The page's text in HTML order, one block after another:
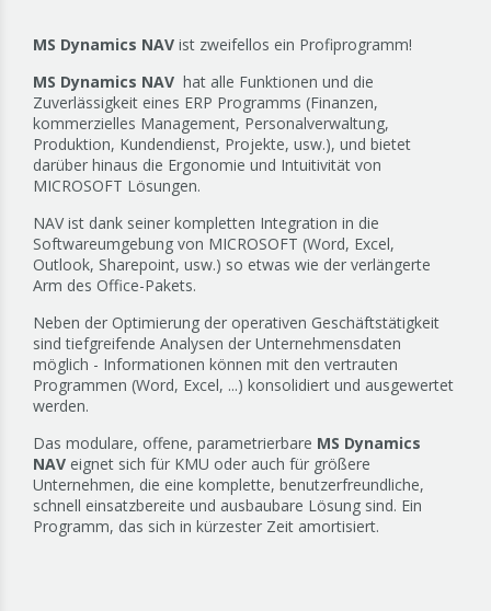
MS Dynamics NAV ist zweifellos ein Profiprogramm!
MS Dynamics NAV hat alle Funktionen und die
Zuverlässigkeit eines ERP Programms (Finanzen,
kommerzielles Management, Personalverwaltung,
Produktion, Kundendienst, Projekte, usw.), und bietet
darüber hinaus die Ergonomie und Intuitivität von
MICROSOFT Lösungen.
NAV ist dank seiner kompletten Integration in die
Softwareumgebung von MICROSOFT (Word, Excel,
Outlook, Sharepoint, usw.) so etwas wie der verlängerte
Arm des Office-Pakets.
Neben der Optimierung der operativen Geschäftstätigkeit
sind tiefgreifende Analysen der Unternehmensdaten
möglich - Informationen können mit den vertrauten
Programmen (Word, Excel, ...) konsolidiert und ausgewertet
werden.
Das modulare, offene, parametrierbare MS Dynamics
NAV eignet sich für KMU oder auch für größere
Unternehmen, die eine komplette, benutzerfreundliche,
schnell einsatzbereite und ausbaubare Lösung sind. Ein
Programm, das sich in kürzester Zeit amortisiert.